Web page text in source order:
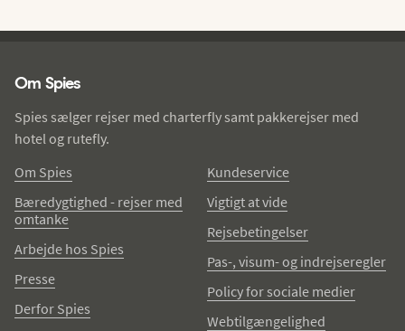
Om Spies
Spies sælger rejser med charterfly samt pakkerejser med
hotel og rutefly.
Om Spies
Bæredygtighed - rejser med
omtanke
Arbejde hos Spies
Presse
Derfor Spies
Kundeservice
Vigtigt at vide
Rejsebetingelser
Pas-, visum- og indrejseregler
Policy for sociale medier
Webtilgængelighed